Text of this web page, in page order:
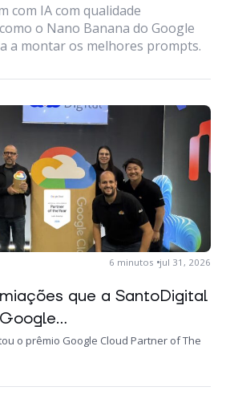
com IA com qualidade
o Nano Banana do Google
a montar os melhores prompts.
6 minutos jul 31, 2026
que a SantoDigital
o prêmio Google Cloud Partner of The